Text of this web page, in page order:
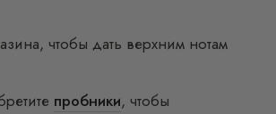
чтобы дать верхним нотам
пробники, чтобы